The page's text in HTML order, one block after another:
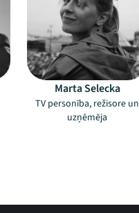
Marta Selecka
TV personība, režisore un
uzņēmēja